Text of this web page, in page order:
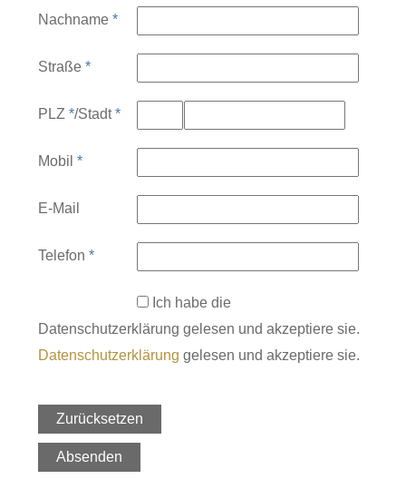
Nachname *
Straße *
PLZ */Stadt*
Mobil *
E-Mail
Telefon *
Ich habe die
Datenschutzerklärung gelesen und akzeptiere sie.
Datenschutzerklärung gelesen und akzeptiere sie.